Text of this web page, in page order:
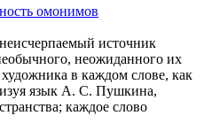
омонимов
источник
неожиданного их
в каждом слове, как
язык А. С. Пушкина,
каждое слово